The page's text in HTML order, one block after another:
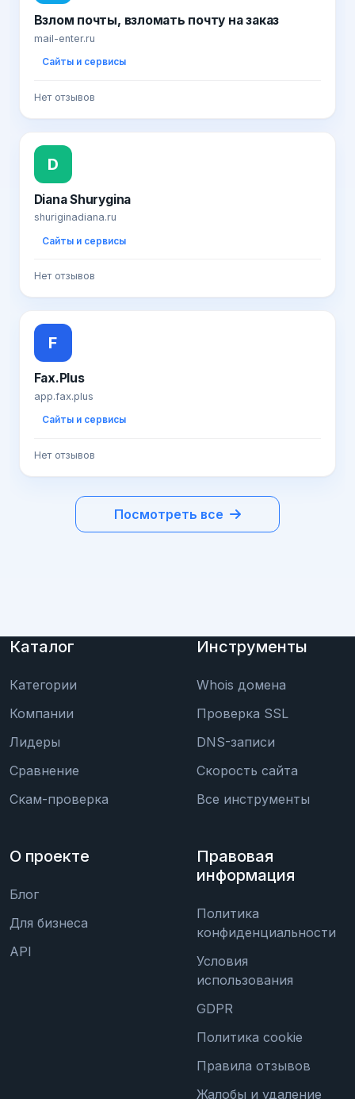
Взлом почты, взломать почту на заказ
mail-enter.ru
Сайты и сервисы
Нет отзывов
D
Diana Shurygina
shuriginadiana.ru
Сайты и сервисы
Нет отзывов
F
Fax.Plus
app.fax.plus
Сайты и сервисы
Нет отзывов
Посмотреть все
Каталог
Категории
Компании
Лидеры
Сравнение
Скам-проверка
Инструменты
Whois домена
Проверка SSL
DNS-записи
Скорость сайта
Все инструменты
О проекте
Блог
Для бизнеса
API
Правовая
информация
Политика
конфиденциальности
Условия
использования
GDPR
Политика cookie
Правила отзывов
Жалобы и удаление